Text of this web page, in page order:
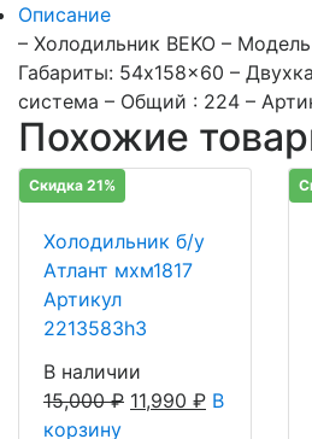
Описание
– Холодильник BEKO –
Габариты: 54x158x60 –
система – Общий : 224 –
Похожие
Скидка 21%
Холодильник б/у
Атлант мхм1817
Артикул
2213583h3
В наличии
15,000₽ 11,990 ₽ В
корзину